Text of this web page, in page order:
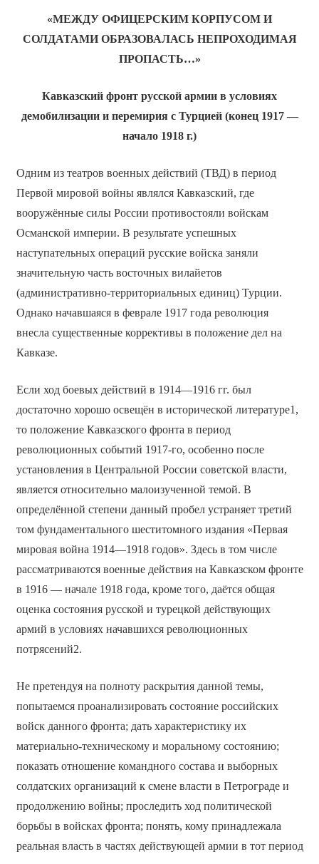
«МЕЖДУ ОФИЦЕРСКИМ КОРПУСОМ И
СОЛДАТАМИ ОБРАЗОВАЛАСЬ НЕПРОХОДИМАЯ
ПРОПАСТЬ…»
Кавказский фронт русской армии в условиях
демобилизации и перемирия с Турцией (конец 1917 —
начало 1918 г.)
Одним из театров военных действий (ТВД) в период
Первой мировой войны являлся Кавказский, где
вооружённые силы России противостояли войскам
Османской империи. В результате успешных
наступательных операций русские войска заняли
значительную часть восточных вилайетов
(административно-территориальных единиц) Турции.
Однако начавшаяся в феврале 1917 года революция
внесла существенные коррективы в положение дел на
Кавказе.
Если ход боевых действий в 1914—1916 гг. был
достаточно хорошо освещён в исторической литературе1,
то положение Кавказского фронта в период
революционных событий 1917-го, особенно после
установления в Центральной России советской власти,
является относительно малоизученной темой. В
определённой степени данный пробел устраняет третий
том фундаментального шеститомного издания «Первая
мировая война 1914—1918 годов». Здесь в том числе
рассматриваются военные действия на Кавказском фронте
в 1916 — начале 1918 года, кроме того, даётся общая
оценка состояния русской и турецкой действующих
армий в условиях начавшихся революционных
потрясений2.
Не претендуя на полноту раскрытия данной темы,
попытаемся проанализировать состояние российских
войск данного фронта; дать характеристику их
материально-техническому и моральному состоянию;
показать отношение командного состава и выборных
солдатских организаций к смене власти в Петрограде и
продолжению войны; проследить ход политической
борьбы в войсках фронта; понять, кому принадлежала
реальная власть в частях действующей армии в тот период